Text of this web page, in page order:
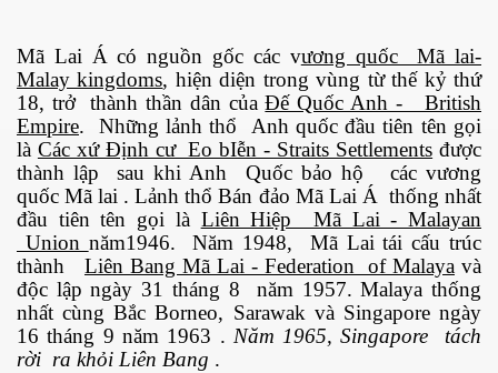
Mã Lai Á có nguồn gốc các vương quốc Mã lai-
Malay kingdoms, hiện diện trong vùng từ thế kỷ thứ
18, trở thành thần dân củaĐế Quốc Anh - British
Empire. Những lảnh thổ Anh quốc đầu tiên tên gọi
là Các xứ Định cư Eo bIễn - Straits Settlements được
thành lập sau khi Anh Quốc bảo hộ các vương
quốc Mã lai . Lảnh thổ Bán đảo Mã Lai Á thống nhất
đầu tiên tên gọi là Liên Hiệp Mã Lai - Malayan
Union năm1946. Năm 1948, Mã Lai tái cấu trúc
thành Liên Bang Mã Lai - Federation of Malaya và
độc lập ngày 31 tháng 8 năm 1957. Malaya thống
nhất cùng Bắc Borneo, Sarawak và Singapore ngày
16 tháng 9 năm 1963 . Năm 1965, Singapore tách
rời ra khỏi Liên Bang .